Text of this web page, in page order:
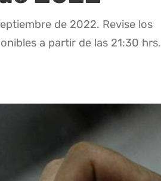
de 2022. Revise los
a partir de las 21:30 hrs.